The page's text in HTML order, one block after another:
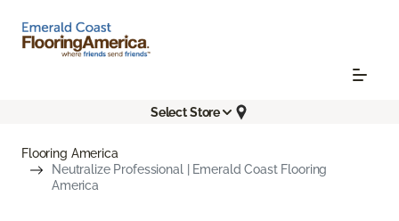
Select Store
Flooring America
Neutralize Professional | Emerald Coast Flooring
America